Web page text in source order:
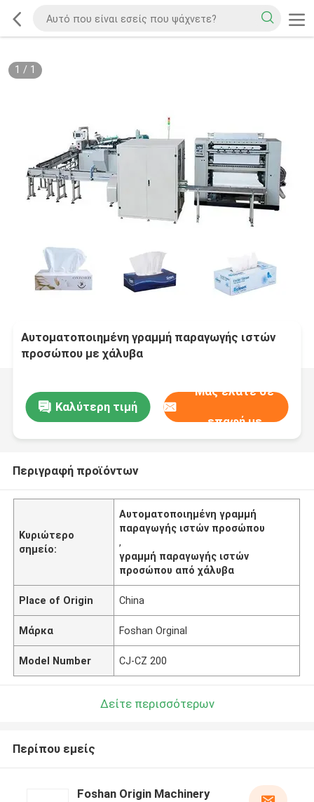
1 / 1
Αυτοματοποιημένη γραμμή παραγωγής ιστών
προσώπου με χάλυβα
Καλύτερη τιμή
Μας ελάτε σε
επαφή με
Περιγραφή προϊόντων
Κυριώτερο
σημείο:
Αυτοματοποιημένη γραμμή
παραγωγής ιστών προσώπου
,
γραμμή παραγωγής ιστών
προσώπου από χάλυβα
Place of Origin China
Μάρκα Foshan Orginal
Model Number CJ-CZ 200
Δείτε περισσότερων
Περίπου εμείς
Foshan Origin Machinery